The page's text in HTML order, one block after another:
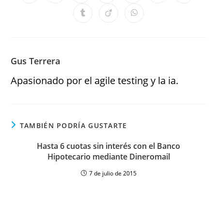
Gus Terrera
Apasionado por el agile testing y la ia.
TAMBIÉN PODRÍA GUSTARTE
Hasta 6 cuotas sin interés con el Banco
Hipotecario mediante Dineromail
7 de julio de 2015